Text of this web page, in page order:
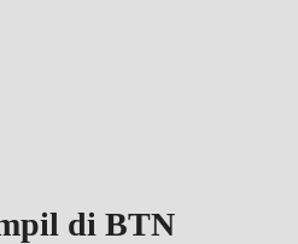
di BTN